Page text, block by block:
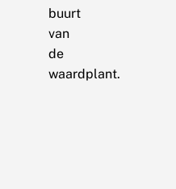
buurt
van
de
waardplant.